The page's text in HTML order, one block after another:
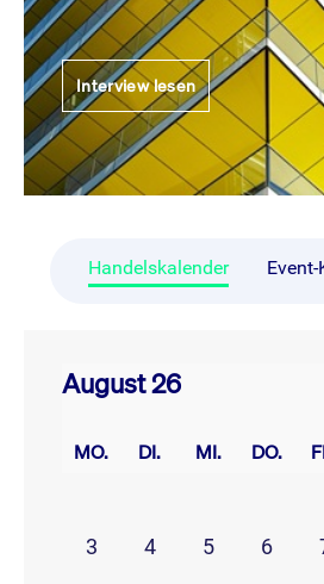
Interview lesen
Handelskalender
August 26
MO. DI. MI. DO.
3
4 5 6